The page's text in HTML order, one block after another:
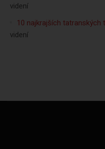
videní
10 najkrajších
videní